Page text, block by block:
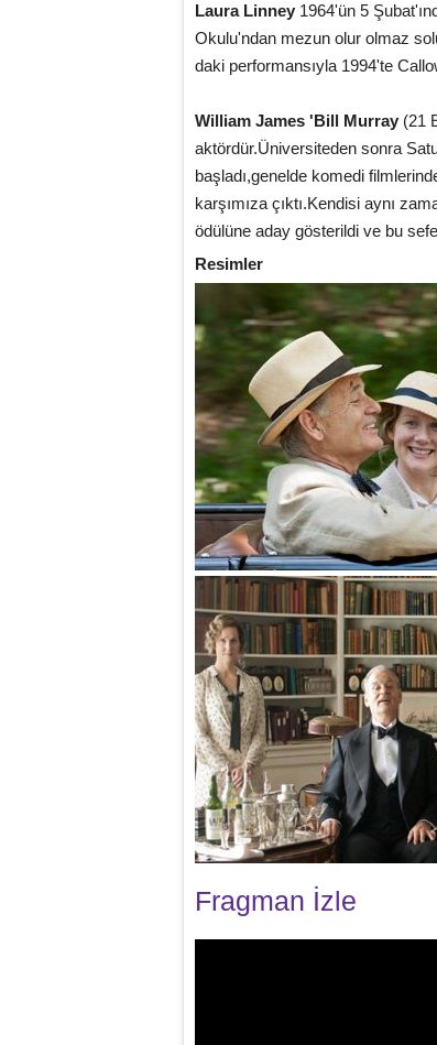
Laura Linney 1964'ün 5
Okulu'ndan mezun olur olmaz
daki performansıyla 1994'te
William James 'Bill Murray (21
aktördür.Üniversiteden sonra
başladı,genelde komedi
karşımıza çıktı.Kendisi aynı
ödülüne aday gösterildi ve bu
Resimler
Fragman İzle